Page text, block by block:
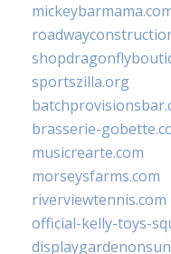
sportszilla.org
brasserie-
musicrearte.com
morseysfarms.com
riverviewtennis.com
official-kelly-toys-